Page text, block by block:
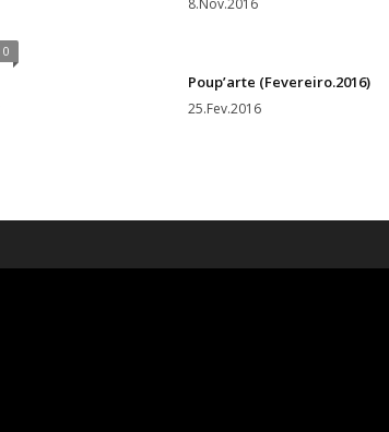
0
Poup’arte (Fevereiro.2016)
25.Fev.2016